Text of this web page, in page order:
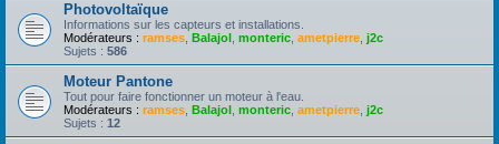
Photovoltaïque
Informations sur les capteurs et installations.
Modérateurs : ramses Balajol monteric ametpierre j2c
Sujets : 586
Moteur Pantone
Tout pour faire fonctionner un moteur à l'eau.
Modérateurs : ramses Balajol monteric ametpierre j2c
Sujets : 12